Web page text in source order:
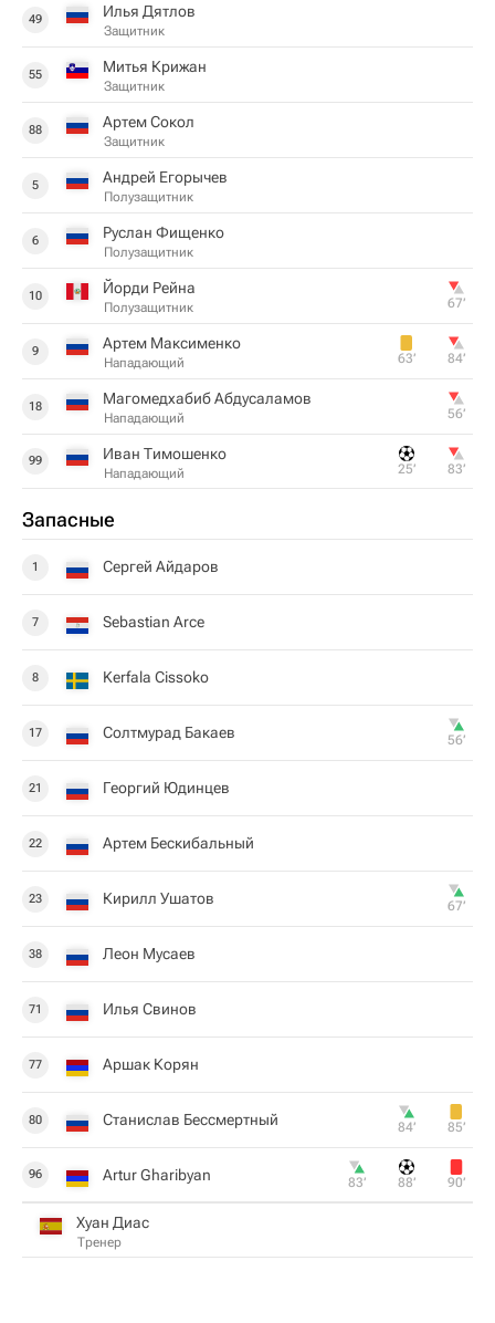
49 Илья Дятлов
Защитник
55 Митья Крижан
Защитник
88 Артем Сокол
Защитник
5 Андрей Егорычев
Полузащитник
6 Руслан Фищенко
Полузащитник
10 Йорди Рейна
Полузащитник 67‎’‎
9 Артем Максименко
Нападающий 63‎’‎ 84‎’‎
18 Магомедхабиб Абдусаламов
Нападающий 56‎’‎
99 Иван Тимошенко
Нападающий 25‎’‎ 83‎’‎
Запасные
1 Сергей Айдаров
7 Sebastian Arce
8 Kerfala Cissoko
17 Солтмурад Бакаев 56‎’‎
21 Георгий Юдинцев
22 Артем Бескибальный
23 Кирилл Ушатов 67‎’‎
38 Леон Мусаев
71 Илья Свинов
77 Аршак Корян
80 Станислав Бессмертный 84‎’‎ 85‎’‎
96 Artur Gharibyan 83‎’‎ 88‎’‎ 90‎’‎
Хуан Диас
Тренер